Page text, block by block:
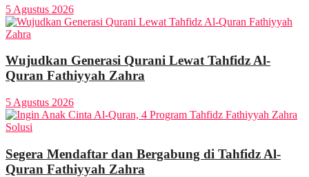
5 Agustus 2026
Wujudkan Generasi Qurani Lewat Tahfidz Al-
Quran Fathiyyah Zahra
5 Agustus 2026
Segera Mendaftar dan Bergabung di Tahfidz Al-
Quran Fathiyyah Zahra